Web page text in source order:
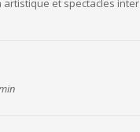
et spectacles